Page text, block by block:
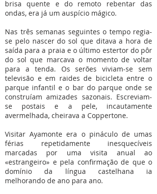
brisa quente e do remoto rebentar das
ondas, era já um auspício mágico.
Nas três semanas seguintes o tempo regia-
se pelo nascer do sol que ditava a hora de
saída para a praia e o último estertor do pôr
do sol que marcava o momento de voltar
para a tenda. Os serões viviam-se sem
televisão e em raides de bicicleta entre o
parque infantil e o bar do parque onde se
construíam amizades sazonais. Escreviam-
se postais e a pele, incautamente
avermelhada, cheirava a Coppertone.
Visitar Ayamonte era o pináculo de umas
férias repetidamente inesquecíveis
marcadas por uma visita anual ao
«estrangeiro» e pela confirmação de que o
domínio da língua castelhana ia
melhorando de ano para ano.